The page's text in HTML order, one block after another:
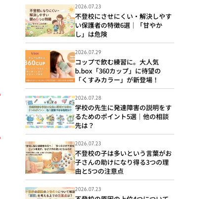
2026.07.23
不登校にさせにくい・解決しやす
い保護者の特徴6選｜「甘やか
し」は危険
2026.07.29
コップで飲む練習に。大人気
b.box「360カップ」に待望の
「くすみカラー」が新登場！
2026.07.28
学校の先生に発達障害の説明をす
るためのポイント5選｜他の相談
先は？
2026.07.23
不登校の子は多いという言葉がお
子さんの助けになり得る3つの理
由と5つの注意点
2026.07.23